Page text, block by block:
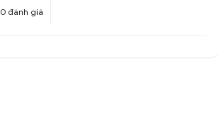
0 đánh giá